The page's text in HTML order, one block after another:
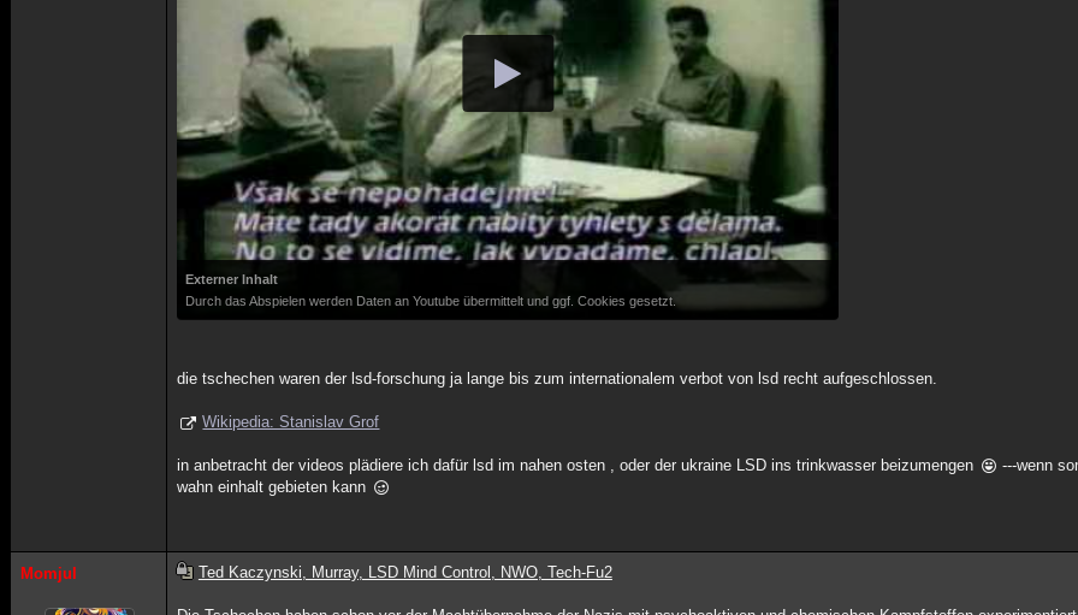
Externer Inhalt
Durch das Abspielen werden Daten an Youtube übermittelt und ggf. Cookies gesetzt.
die tschechen waren der lsd-forschung ja lange bis zum internationalem verbot von lsd recht aufgeschlossen.
Wikipedia: Stanislav Grof
in anbetracht der videos plädiere ich dafür lsd im nahen osten , oder der ukraine LSD ins trinkwasser beizumengen
---wenn
wahn einhalt gebieten kann
Momjul Ted Kaczynski, Murray, LSD Mind Control, NWO, Tech-Fu2